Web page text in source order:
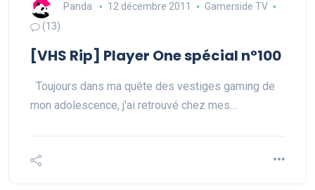
Panda 12 décembre 2011
Gamerside TV
(13)
[VHS Rip] Player One spécial n°100
Toujours dans ma quête des vestiges gaming de
mon adolescence, j'ai retrouvé chez mes…